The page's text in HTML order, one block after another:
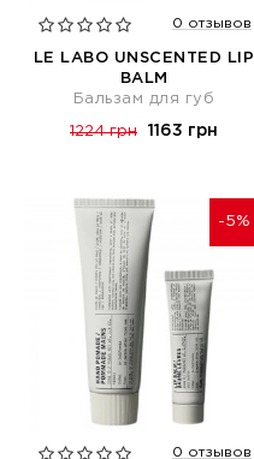
0 отзывов
LE LABO UNSCENTED LIP
BALM
Бальзам для губ
1224 грн 1163 грн
-5%
0 отзывов